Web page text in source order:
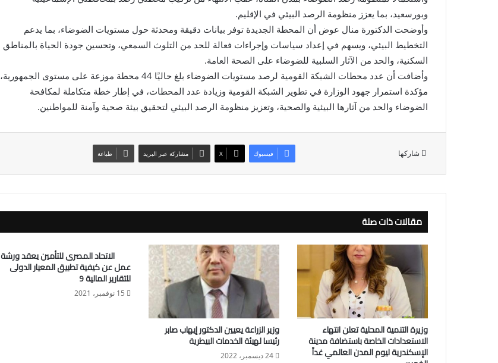
وبورسعيد، بما يعزز منظومة الرصد البيئي في الإقليم.
وأوضحت الدكتورة منال عوض أن المحطة الجديدة توفر بيانات دقيقة ومحدثة حول مستويات الضوضاء، بما يدعم
التخطيط البيئي، ويسهم في إعداد سياسات وإجراءات فعالة للحد من التلوث السمعي، وتحسين جودة الحياة بالمناطق
السكنية، والحد من الآثار السلبية للضوضاء على الصحة العامة.
وأضافت أن عدد محطات الشبكة القومية لرصد مستويات الضوضاء بلغ حاليًا 44 محطة موزعة على مستوى الجمهورية،
مؤكدة استمرار جهود الوزارة في تطوير الشبكة القومية وزيادة عدد المحطات، في إطار خطة متكاملة لمكافحة
الضوضاء والحد من آثارها البيئية والصحية، وتعزيز منظومة الرصد البيئي لتحقيق بيئة صحية وآمنة للمواطنين.
شاركها فيسبوك X مشاركة عبر البريد طباعة
مقالات ذات صلة
وزيرة التنمية المحلية تعلن انتهاء
الاستعدادات الخاصة باستضافة مدينة
الإسكندرية ليوم المدن العالمي غداً
وزير الزراعة يعيين الدكتور إيهاب صابر
رئيسا لهيئة الخدمات البيطرية
24 ديسمبر، 2022
الاتحاد المصرى للتأمين يعقد ورشة
عمل عن كيفية تطبيق المعيار الدولى
للتقارير المالية 9
15 نوفمبر، 2021